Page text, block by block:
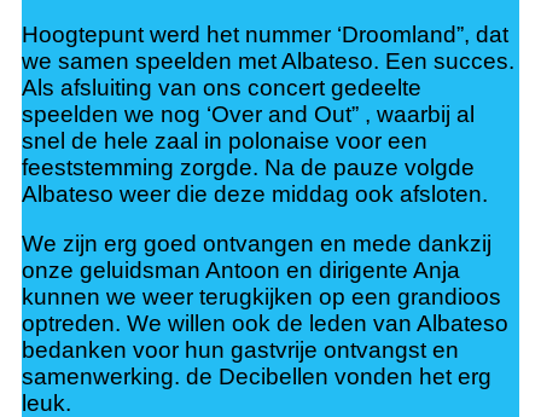
Hoogtepunt werd het nummer ‘Droomland”, dat
we samen speelden met Albateso. Een succes.
Als afsluiting van ons concert gedeelte
speelden we nog ‘Over and Out” , waarbij al
snel de hele zaal in polonaise voor een
feeststemming zorgde. Na de pauze volgde
Albateso weer die deze middag ook afsloten.
We zijn erg goed ontvangen en mede dankzij
onze geluidsman Antoon en dirigente Anja
kunnen we weer terugkijken op een grandioos
optreden. We willen ook de leden van Albateso
bedanken voor hun gastvrije ontvangst en
samenwerking. de Decibellen vonden het erg
leuk.